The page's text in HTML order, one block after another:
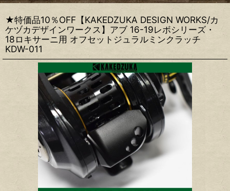
★特価品10％OFF【KAKEDZUKA DESIGN WORKS/カ
ケヅカデザインワークス】アブ 16-19レボシリーズ・
18ロキサーニ用 オフセットジュラルミンクラッチ
KDW-011